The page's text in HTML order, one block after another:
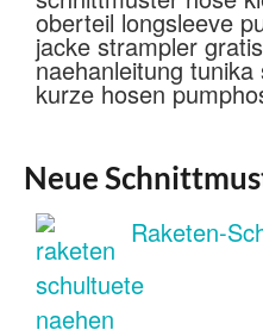
Neue
Raketen-